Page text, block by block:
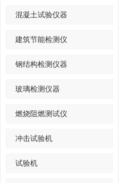
混凝土试验仪器
建筑节能检测仪
钢结构检测仪器
玻璃检测仪器
燃烧阻燃测试仪
冲击试验机
试验机